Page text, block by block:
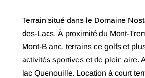
Terrain situé dans le Domaine
des-Lacs. À proximité du Mont-
Mont-Blanc, terrains de golfs et
activités sportives et de plein aire.
lac Quenouille. Location à court